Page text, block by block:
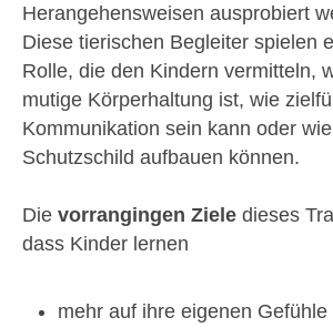
Herangehensweisen ausprobiert
Diese tierischen Begleiter spielen
Rolle, die den Kindern vermitteln,
mutige Körperhaltung ist, wie
Kommunikation sein kann oder
Schutzschild aufbauen können.
Die vorrangingen Ziele dieses
dass Kinder lernen
mehr auf ihre eigenen